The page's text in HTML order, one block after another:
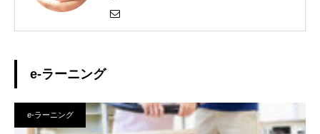
e-ラーニング
e-ラーニング